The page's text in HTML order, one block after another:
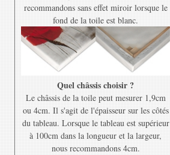
recommandons sans effet miroir lorsque le
fond de la toile est blanc.
Quel châssis choisir ?
Le châssis de la toile peut mesurer 1,9cm
ou 4cm. Il s'agit de l'épaisseur sur les côtés
du tableau. Lorsque le tableau est supérieur
à 100cm dans la longueur et la largeur,
nous recommandons 4cm.